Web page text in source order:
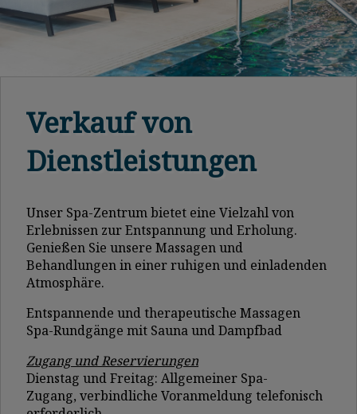
Verkauf von
Dienstleistungen
Unser Spa-Zentrum bietet eine Vielzahl von
Erlebnissen zur Entspannung und Erholung.
Genießen Sie unsere Massagen und
Behandlungen in einer ruhigen und einladenden
Atmosphäre.
Entspannende und therapeutische Massagen
Spa-Rundgänge mit Sauna und Dampfbad
Zugang und Reservierungen
Dienstag und Freitag: Allgemeiner Spa-
Zugang, verbindliche Voranmeldung telefonisch